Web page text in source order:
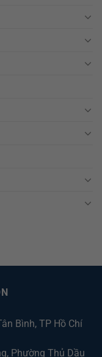
Bình, TP Hồ Chí
Phường Thủ Dầu